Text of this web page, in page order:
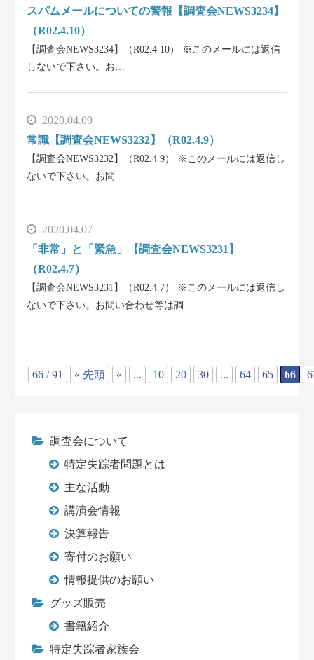
スパムメールについての警報【調査会NEWS3234】
（R02.4.10）
【調査会NEWS3234】（R02.4.10） ※このメールには返信
しないで下さい。お…
2020.04.09
常識【調査会NEWS3232】（R02.4.9）
【調査会NEWS3232】（R02.4.9） ※このメールには返信し
ないで下さい。お問…
2020.04.07
「非常」と「緊急」【調査会NEWS3231】
（R02.4.7）
【調査会NEWS3231】（R02.4.7） ※このメールには返信し
ないで下さい。お問い合わせ等は調…
66 / 91 « 先頭 « ... 10 20 30 ... 64 65 66
調査会について
特定失踪者問題とは
主な活動
講演会情報
決算報告
寄付のお願い
情報提供のお願い
グッズ販売
書籍紹介
特定失踪者家族会